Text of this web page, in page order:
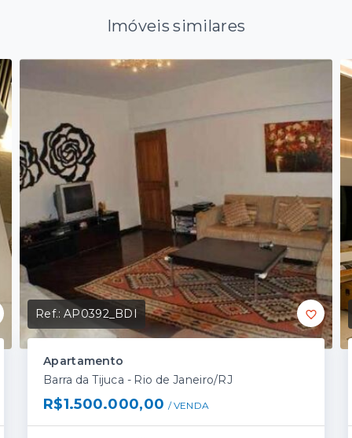
Imóveis similares
Ref.:AP0392_BDI
Apartamento
Barra da Tijuca - Rio de Janeiro/RJ
R$1.500.000,00 / VENDA